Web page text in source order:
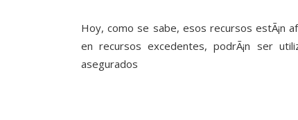
Hoy, como se sabe, esos recursos estÃ¡n
en recursos excedentes, podrÃ¡n ser
asegurados